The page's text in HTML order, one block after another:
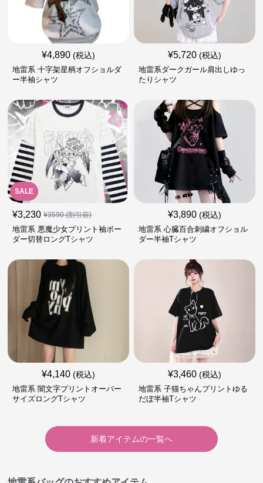
¥4,890 (税込)
地雷系 十字架星柄オフショルダ
ー半袖シャツ
¥5,720 (税込)
地雷系ダークガール肩出しゆっ
たりシャツ
SALE
¥3,230 ¥3590(割引前)
地雷系 悪魔少女プリント袖ボー
ダー切替ロングTシャツ
¥3,890 (税込)
地雷系 心臓百合刺繍オフショル
ダー半袖Tシャツ
¥4,140 (税込)
地雷系 闇文字プリントオーバー
サイズロングTシャツ
¥3,460 (税込)
地雷系 子猫ちゃんプリントゆる
だぼ半袖Tシャツ
新着アイテムの一覧へ